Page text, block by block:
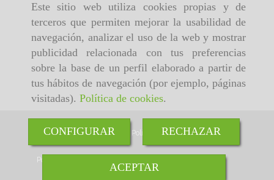
Este sitio web utiliza cookies propias y de
terceros que permiten mejorar la usabilidad de
navegación, analizar el uso de la web y mostrar
publicidad relacionada con tus preferencias
sobre la base de un perfil elaborado a partir de
tus hábitos de navegación (por ejemplo, páginas
visitadas). Política de cookies.
CONFIGURAR RECHAZAR
ACEPTAR
Inicio Aviso Legal Política de cookies
Política de Privacidad